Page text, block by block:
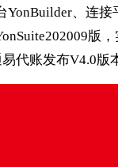
、连
代账发布V4.0版